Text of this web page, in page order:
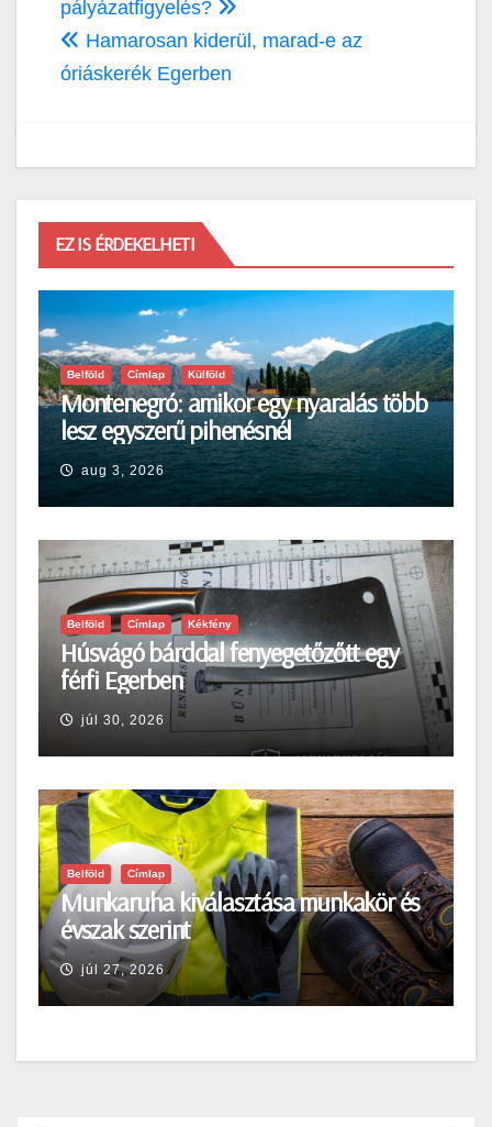
navigáció
pályázatfigyelés?
Hamarosan kiderül, marad-e az
óriáskerék Egerben
EZ IS ÉRDEKELHETI
Belföld Címlap Külföld
Montenegró: amikor egy nyaralás több
lesz egyszerű pihenésnél
aug 3, 2026
Belföld Címlap Kékfény
Húsvágó bárddal fenyegetőzőtt egy
férfi Egerben
júl 30, 2026
Belföld Címlap
Munkaruha kiválasztása munkakör és
évszak szerint
júl 27, 2026